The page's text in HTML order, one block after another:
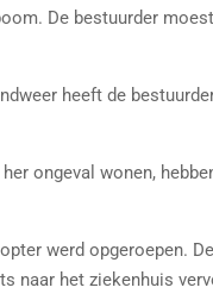
De bestuurder
heeft de
ongeval wonen,
werd opgeroepen.
naar het ziekenhuis